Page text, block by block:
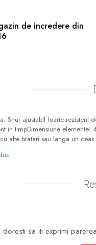
de incredere din
Snur ajustabil foarte
in timpDimensiune
alte bratari sau langa un
doresti sa iti exprimi